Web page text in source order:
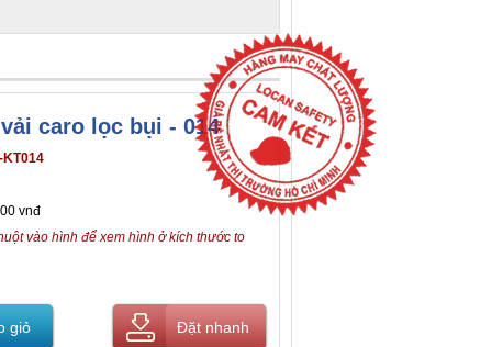
caro lọc bụi - 014
KT014
vnđ
vào hình để xem hình ở kích thước to
giỏ Đặt nhanh